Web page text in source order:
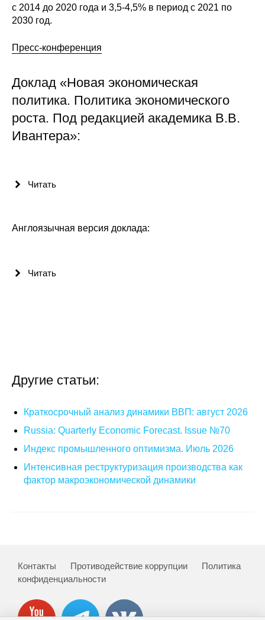
с 2014 до 2020 года и 3,5-4,5% в период с 2021 по
2030 год.
Пресс-конференция
Доклад «Новая экономическая
политика. Политика экономического
роста. Под редакцией академика В.В.
Ивантера»:
Читать
Англоязычная версия доклада:
Читать
Другие статьи:
Краткосрочный анализ динамики ВВП: август 2026
Russia: Quarterly Economic Forecast. Issue №70
Индекс промышленного оптимизма. Июль 2026
Интенсивная реструктуризация производства как
фактор макроэкономической динамики
Контакты Противодействие коррупции
Политика
конфиденциальности